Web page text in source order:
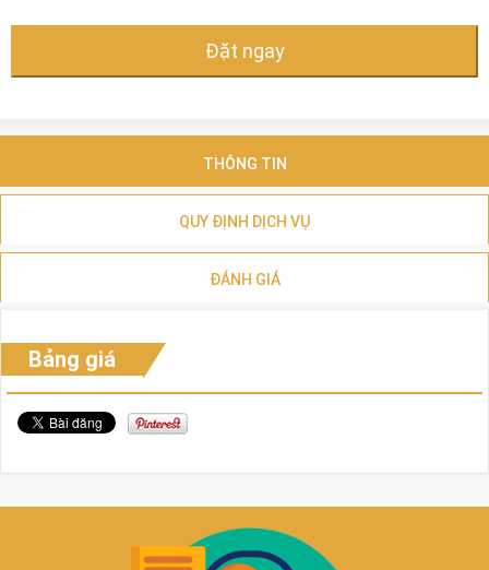
Đặt ngay
THÔNG TIN
QUY ĐỊNH DỊCH VỤ
ĐÁNH GIÁ
Bảng giá